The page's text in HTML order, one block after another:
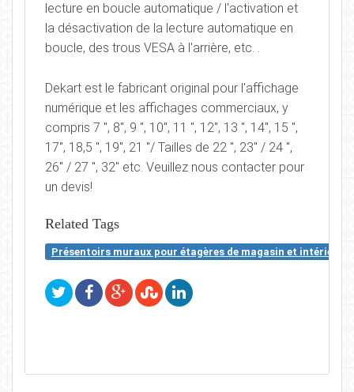
lecture en boucle automatique / l'activation et
la désactivation de la lecture automatique en
boucle, des trous VESA à l'arrière, etc. .
Dekart est le fabricant original pour l'affichage
numérique et les affichages commerciaux, y
compris 7 ", 8", 9 ", 10", 11 ", 12", 13 ", 14", 15 ",
17", 18,5 ", 19", 21 "/ Tailles de 22 ", 23" / 24 ",
26" / 27 ", 32" etc. Veuillez nous contacter pour
un devis!
Related Tags
Présentoirs muraux pour étagères de magasin et intérieur